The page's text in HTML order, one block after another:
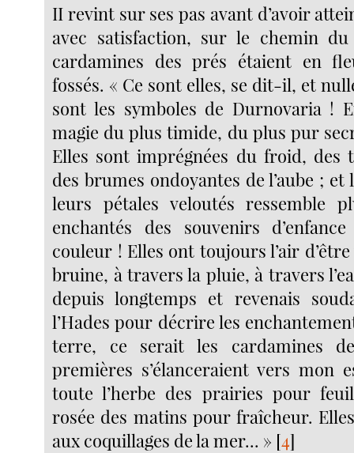
II revint sur ses pas avant d’avoir
avec satisfaction, sur le chemin
cardamines des prés étaient en
fossés. « Ce sont elles, se dit-il, et
sont les symboles de Durnovaria !
magie du plus timide, du plus pur
Elles sont imprégnées du froid, des
des brumes ondoyantes de l’aube ; et
leurs pétales veloutés ressemble
enchantés des souvenirs
couleur ! Elles ont toujours l’air
bruine, à travers la pluie, à travers
depuis longtemps et revenais
l’Hades pour décrire les
terre, ce serait les cardamines
premières s’élanceraient vers mon
toute l’herbe des prairies pour
rosée des matins pour fraîcheur.
aux coquillages de la mer... » [4]